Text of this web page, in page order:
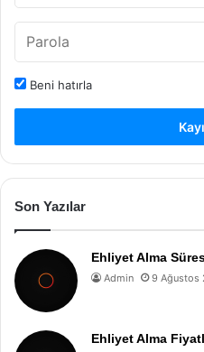
Beni hatırla
Son Yazılar
Ehliyet Alma
Admin 9 Ağustos
Ehliyet Alma